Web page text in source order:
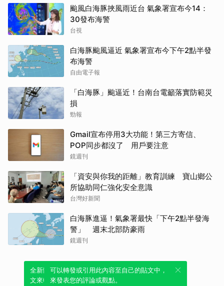
颱風白海豚挾風雨近台 氣象署宣布今14：
30發布海警
台視
白海豚颱風逼近 氣象署宣布今下午2點半發
布海警
自由電子報
「白海豚」颱逼近！台南台電籲落實防範災
損
勁報
Gmail宣布停用3大功能！第三方寄信、
POP同步都沒了 用戶要注意
鏡週刊
「資安與你我的距離」教育訓練 寶山鄉公
所協助同仁強化安全意識
台灣好新聞
白海豚進逼！氣象署最快「下午2點半發海
警」 週末北部防豪雨
鏡週刊
全新體驗！一鍵引用此內容，透過發布貼
文來輕鬆表達個人立場。
可以轉發或引用此內容至自己的貼文中，
來發表您的評論或觀點。